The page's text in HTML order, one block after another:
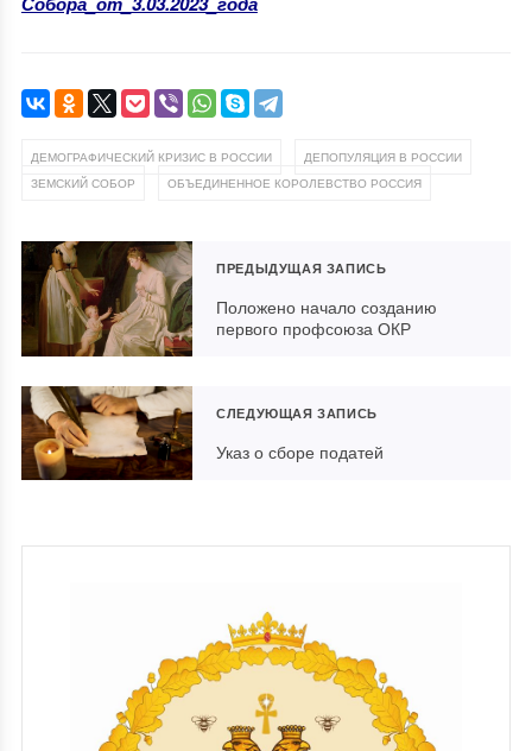
ДЕМОГРАФИЧЕСКИЙ КРИЗИС В РОССИИ ДЕПОПУЛЯЦИЯ В РОССИИ
ЗЕМСКИЙ СОБОР ОБЪЕДИНЕННОЕ КОРОЛЕВСТВО РОССИЯ
ПРЕДЫДУЩАЯ ЗАПИСЬ
Положено начало созданию
первого профсоюза ОКР
СЛЕДУЮЩАЯ ЗАПИСЬ
Указ о сборе податей